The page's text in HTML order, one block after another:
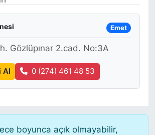
Emet
Gözlüpınar 2.cad. No:3A
Al 0 (274) 461 48 53
boyunca açık olmayabilir,